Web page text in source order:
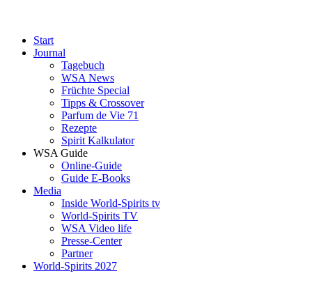
Start
Journal
Tagebuch
WSA News
Früchte Special
Tipps & Crossover
Parfum de Vie 71
Rezepte
Spirit Kalkulator
WSA Guide
Online-Guide
Guide E-Books
Media
Inside World-Spirits tv
World-Spirits TV
WSA Video life
Presse-Center
Partner
World-Spirits 2027